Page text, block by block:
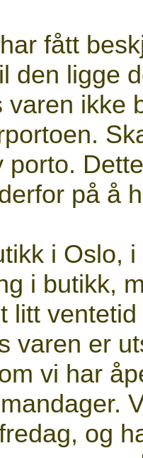
fått
den ligge
varen ikke
porto.
på å
i Oslo,
i butikk,
litt
varen er
vi har
og